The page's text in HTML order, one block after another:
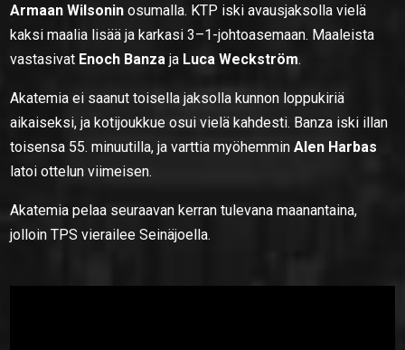
Armaan Wilsonin osumalla. KTP iski avausjaksolla vielä
kaksi maalia lisää ja karkasi 3–1-johtoasemaan. Maaleista
vastasivat Enoch Banzaja Luca Weckström.
Akatemia ei saanut toisella jaksolla kunnon loppukiriä
aikaiseksi, ja kotijoukkue osui vielä kahdesti. Banza iski illan
toisensa 55. minuutilla, ja varttia myöhemminAlen Harbas
latoi ottelun viimeisen.
Akatemia pelaa seuraavan kerran tulevana maanantaina,
jolloin TPS vierailee Seinäjoella.